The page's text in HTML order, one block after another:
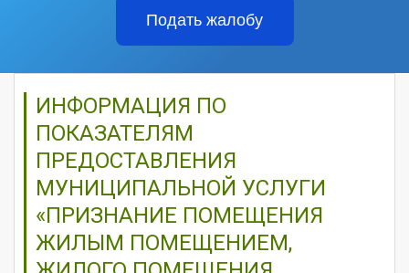
Подать жалобу
ИНФОРМАЦИЯ ПО
ПОКАЗАТЕЛЯМ
ПРЕДОСТАВЛЕНИЯ
МУНИЦИПАЛЬНОЙ УСЛУГИ
«ПРИЗНАНИЕ ПОМЕЩЕНИЯ
ЖИЛЫМ ПОМЕЩЕНИЕМ,